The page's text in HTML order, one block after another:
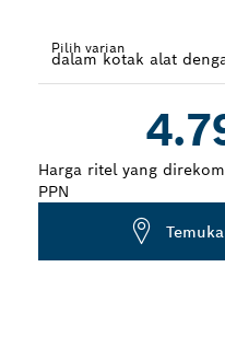
Pilih varian
Harga ritel yang
PPN